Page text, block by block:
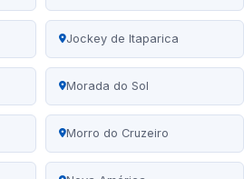
Jockey de Itaparica
Morada do Sol
Morro do Cruzeiro